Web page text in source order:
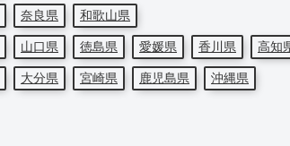
奈良県
和歌山県
山口県 徳島県 愛媛県 香川県
高知
大分県 宮崎県 鹿児島県
沖縄県